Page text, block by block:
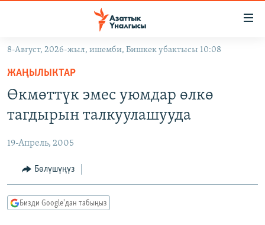
Навигацияга
өтүңүз
Издөөгө
салыңызКЫРГЫЗСТАН
ЭКОНОМИКА
МАДАНИЯТ
БОРБОР АЗИЯ
УКРАИНА
АТАЙЫН ИЛИКТӨӨ
ТВ ПРОГРАММАЛАР
ЭКСПЕРТТЕР ТАЛДАЙТ
ӨЗГӨЧӨ ПИКИР
8-Август, 2026-жыл, ишемби, Бишкек убактысы 10:08
ЖАҢЫЛЫКТАР
Өкмөттүк эмес уюмдар өлкө
тагдырын талкуулашууда
19-Апрель, 2005
Бөлүшүңүз
Бизди Google'дан табыңыз